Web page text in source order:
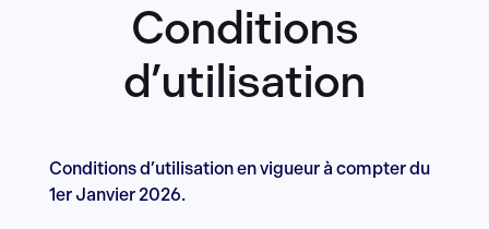
Conditions
d’utilisation
Conditions d’utilisation en vigueur à compter du
1er Janvier 2026.